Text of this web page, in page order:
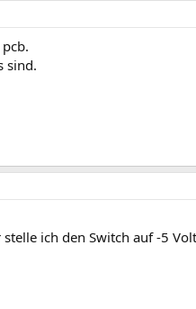
sind.
ich den Switch auf -5